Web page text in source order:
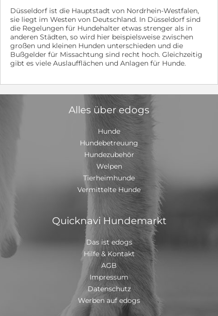
Düsseldorf ist die Hauptstadt von Nordrhein-Westfalen,
sie liegt im Westen von Deutschland. In Düsseldorf sind
die Regelungen für Hundehalter etwas strenger als in
anderen Städten, so wird hier beispielsweise zwischen
großen und kleinen Hunden unterschieden und die
Bußgelder für Missachtung sind recht hoch. Gleichzeitig
gibt es viele Auslaufflächen und Anlagen für Hunde.
Alles über edogs
Hunde
Hundebetreuung
Hundezubehör
Welpen
Tierheimhunde
Vermittelte Hunde
Quicknavi Hundemarkt
Das ist edogs
Hilfe & Kontakt
AGB
Impressum
Datenschutz
Werben auf edogs